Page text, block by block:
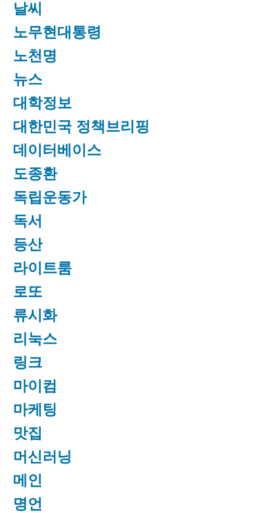
날씨
노무현대통령
노천명
뉴스
대학정보
대한민국 정책브리핑
데이터베이스
도종환
독립운동가
독서
등산
라이트룸
로또
류시화
리눅스
링크
마이컴
마케팅
맛집
머신러닝
메인
명언